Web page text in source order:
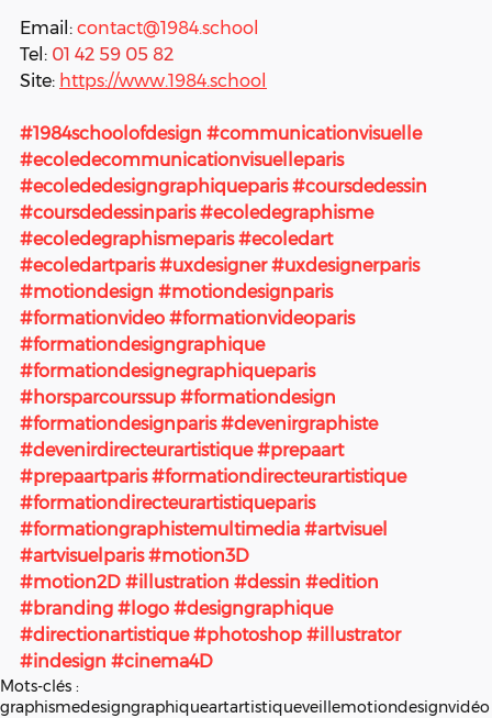
Email: contact@1984.school
Tel: 01 42 59 05 82
Site: https://www.1984.school
#1984schoolofdesign #communicationvisuelle
#ecoledecommunicationvisuelleparis
#ecolededesigngraphiqueparis #coursdedessin
#coursdedessinparis #ecoledegraphisme
#ecoledegraphismeparis #ecoledart
#ecoledartparis #uxdesigner #uxdesignerparis
#motiondesign #motiondesignparis
#formationvideo #formationvideoparis
#formationdesigngraphique
#formationdesignegraphiqueparis
#horsparcourssup #formationdesign
#formationdesignparis #devenirgraphiste
#devenirdirecteurartistique #prepaart
#prepaartparis #formationdirecteurartistique
#formationdirecteurartistiqueparis
#formationgraphistemultimedia #artvisuel
#artvisuelparis #motion3D
#motion2D #illustration #dessin #edition
#branding #logo #designgraphique
#directionartistique #photoshop #illustrator
#indesign #cinema4D
Mots-clés :
graphismedesigngraphiqueartartistiqueveillemotiondesignvidéo